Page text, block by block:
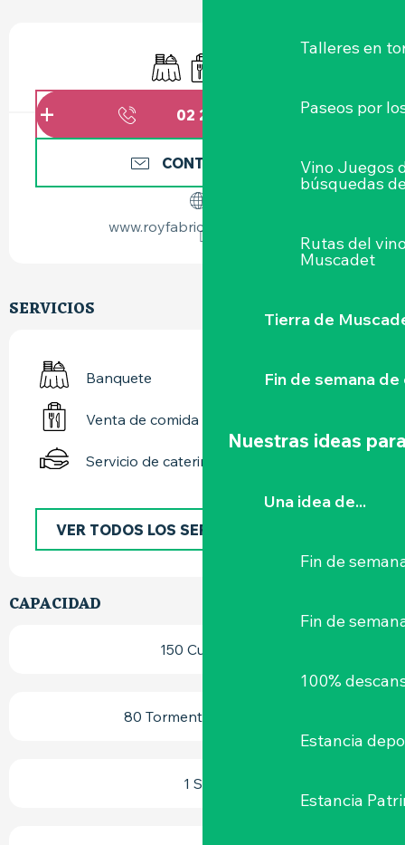
Talleres en
Paseos por
Vino Juegos
búsquedas
Rutas del
Muscadet
Tierra de
Fin de semana
Nuestras ideas
Una idea de...
Fin de
Fin de
100%
Estancia
Estancia
HORARIOS Y DATOS DE CONTACTO
BanqueteVenta de comida para llevar
02 28 21 64
CONTÁCTENOS
www.royfabrice-traiteur.com
SERVICIOS
Banquete
Venta de comida para llevar
Servicio de catering
VER TODOS LOS SERVICIOS
CAPACIDAD
150 Cubierto
80 Tormenta (s) terraza
1 Sala